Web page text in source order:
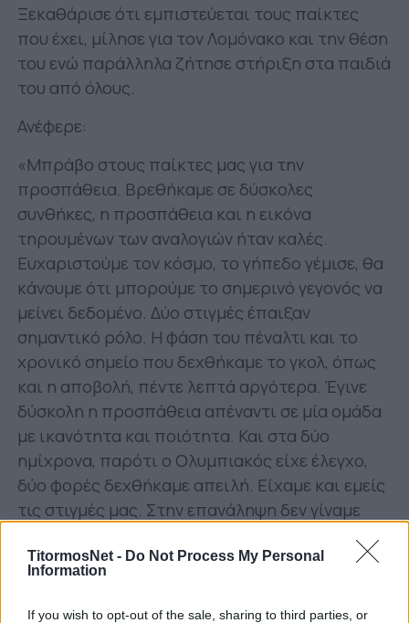
TitormosNet - Do Not Process My Personal
Information
If you wish to opt-out of the sale, sharing to third parties, or
Ξεκαθάρισε ότι εμπιστεύεται τους παίκτες
που έχει, μίλησε για τον Λομόνακο και την θέση
του ενώ παράλληλα ζήτησε στήριξη στα παιδιά
του από όλους.
Ανέφερε:
«Μπράβο στους παίκτες μας για την
προσπάθεια. Βρεθήκαμε σε δύσκολες
συνθήκες, η προσπάθεια και η εικόνα
τηρουμένων των αναλογιών ήταν καλές.
Ευχαριστούμε τον κόσμο, το γήπεδο γέμισε, θα
κάνουμε ότι μπορούμε το σημερινό γεγονός να
μείνει δεδομένο. Δύο στιγμές έπαιξαν
σημαντικό ρόλο. Η φάση του πέναλτι και το
χρονικό σημείο που δεχθήκαμε το γκολ, όπως
και η αποβολή, πέντε λεπτά αργότερα. Έγινε
δύσκολη η προσπάθεια απέναντι σε μία ομάδα
με ικανότητα και ποιότητα. Και στα δύο
ημίχρονα, παρότι ο Ολυμπιακός είχε έλεγχο,
δύο φορές δεχθήκαμε απειλή. Είχαμε και εμείς
τις στιγμές μας. Στην επανάληψη δεν γίναμε
επικίνδυνοι αλλά και ο Ολυμπιακός είχε δύο
στιγμές (γκολ και φάση). Το παιχνίδι τελείωσε,
προσπαθούμε να γίνουμε καλύτεροι και πάμε
για το επόμενο παιχνίδι».